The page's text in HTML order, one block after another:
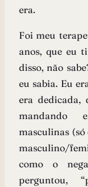
era.
Foi meu
anos, que eu
disso, não
eu sabia. Eu
era dedicada,
mandando
masculinas
masculino/
como o
perguntou,